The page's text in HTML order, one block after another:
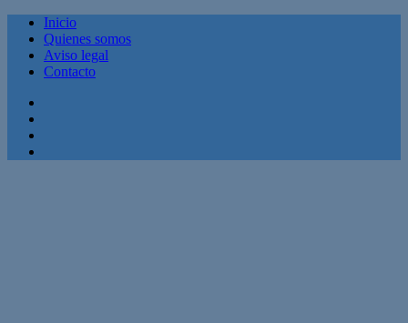
Inicio
Quienes somos
Aviso legal
Contacto